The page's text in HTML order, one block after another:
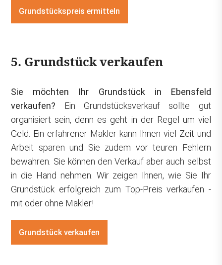
Grundstückspreis ermitteln
5. Grundstück verkaufen
Sie möchten Ihr Grundstück in Ebensfeld
verkaufen? Ein Grundstücksverkauf sollte gut
organisiert sein, denn es geht in der Regel um viel
Geld. Ein erfahrener Makler kann Ihnen viel Zeit und
Arbeit sparen und Sie zudem vor teuren Fehlern
bewahren. Sie können den Verkauf aber auch selbst
in die Hand nehmen. Wir zeigen Ihnen, wie Sie Ihr
Grundstück erfolgreich zum Top-Preis verkaufen -
mit oder ohne Makler!
Grundstück verkaufen